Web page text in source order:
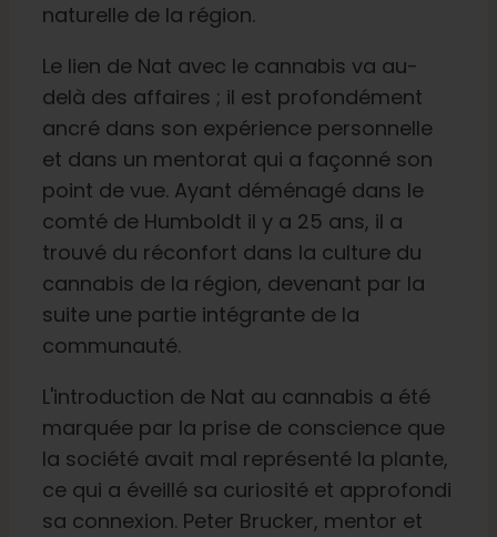
naturelle de la région.
Le lien de Nat avec le cannabis va au-
delà des affaires ; il est profondément
ancré dans son expérience personnelle
et dans un mentorat qui a façonné son
point de vue. Ayant déménagé dans le
comté de Humboldt il y a 25 ans, il a
trouvé du réconfort dans la culture du
cannabis de la région, devenant par la
suite une partie intégrante de la
communauté.
L'introduction de Nat au cannabis a été
marquée par la prise de conscience que
la société avait mal représenté la plante,
ce qui a éveillé sa curiosité et approfondi
sa connexion. Peter Brucker, mentor et